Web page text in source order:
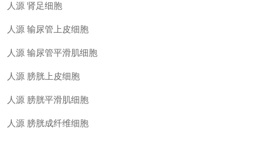
人源 肾足细胞
人源 输尿管上皮细胞
人源 输尿管平滑肌细胞
人源 膀胱上皮细胞
人源 膀胱平滑肌细胞
人源 膀胱成纤维细胞